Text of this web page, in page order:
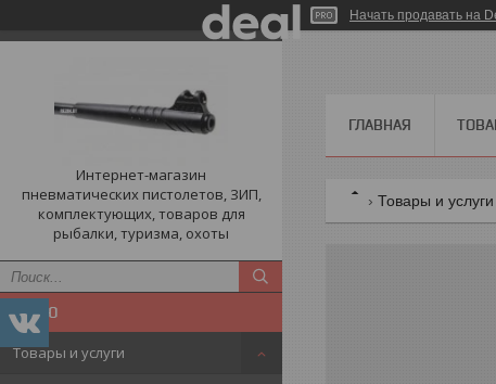
Начать продавать на
Интернет-магазин
пневматических пистолетов, ЗИП,
комплектующих, товаров для
рыбалки, туризма, охоты
Товары и услуги
ГЛАВНАЯ
Товары и услуги